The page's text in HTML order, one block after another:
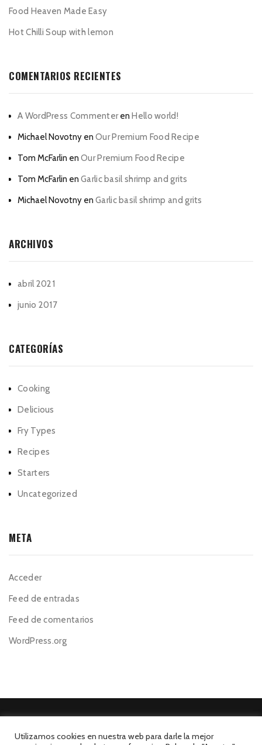
Food Heaven Made Easy
Hot Chilli Soup with lemon
COMENTARIOS RECIENTES
A WordPress CommenterenHello world!
Michael Novotny en Our Premium Food Recipe
Tom McFarlin en Our Premium Food Recipe
Tom McFarlin en Garlic basil shrimp and grits
Michael Novotny en Garlic basil shrimp and grits
ARCHIVOS
abril 2021
junio 2017
CATEGORÍAS
Cooking
Delicious
Fry Types
Recipes
Starters
Uncategorized
META
Acceder
Feed de entradas
Feed de comentarios
WordPress.org
Utilizamos cookies en nuestra web para darle la mejor